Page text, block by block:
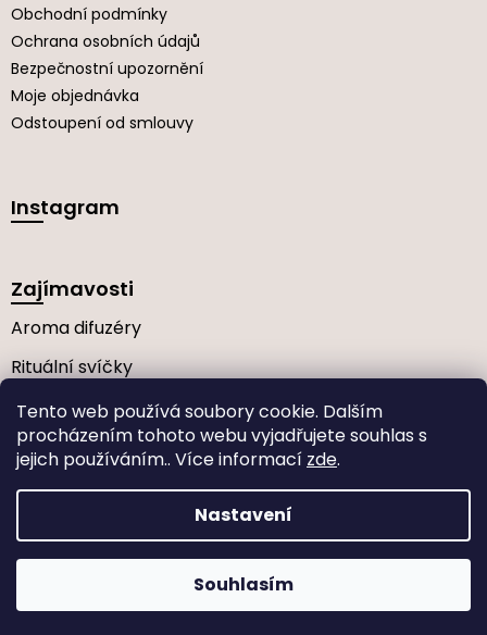
Tento web používá soubory cookie. Dalším
procházením tohoto webu vyjadřujete souhlas s
jejich používáním.. Více informací zde.
Nastavení
Souhlasím
Obchodní podmínky
Ochrana osobních údajů
Bezpečnostní upozornění
Moje objednávka
Odstoupení od smlouvy
Instagram
Zajímavosti
Aroma difuzéry
Rituální svíčky
Často kladené dotazy
Copyright 2026Elba Art. Všechna práva vyhrazena.
Upravit nastavení cookies